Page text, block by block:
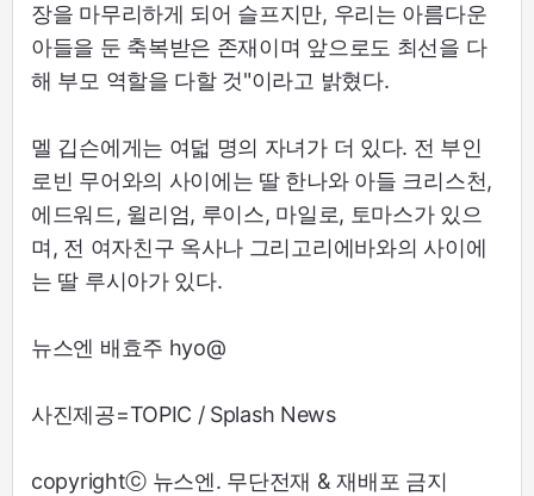
장을 마무리하게 되어 슬프지만, 우리는 아름다운
아들을 둔 축복받은 존재이며 앞으로도 최선을 다
해 부모 역할을 다할 것"이라고 밝혔다.
멜 깁슨에게는 여덟 명의 자녀가 더 있다. 전 부인
로빈 무어와의 사이에는 딸 한나와 아들 크리스천,
에드워드, 윌리엄, 루이스, 마일로, 토마스가 있으
며, 전 여자친구 옥사나 그리고리에바와의 사이에
는 딸 루시아가 있다.
뉴스엔 배효주 hyo@
사진제공=TOPIC / Splash News
copyrightⓒ 뉴스엔. 무단전재 & 재배포 금지